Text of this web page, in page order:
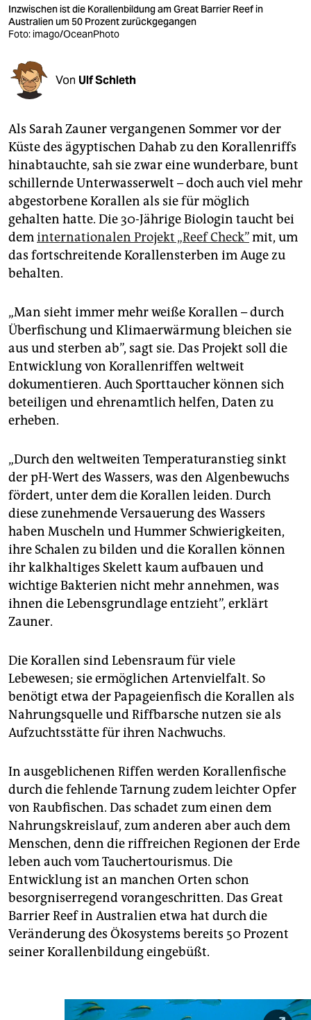
veranstaltungen
shop
fragen & hilfe
unterstützen
genossenschaft
epaper login
Inzwischen ist die Korallenbildung am Great Barrier Reef in
Australien um 50 Prozent zurückgegangen
Foto: imago/OceanPhoto
Von Ulf Schleth
Als Sarah Zauner vergangenen Sommer vor der
Küste des ägyptischen Dahab zu den Korallenriffs
hinabtauchte, sah sie zwar eine wunderbare, bunt
schillernde Unterwasserwelt – doch auch viel mehr
abgestorbene Korallen als sie für möglich
gehalten hatte. Die 30-Jährige Biologin taucht bei
deminternationalen Projekt „Reef Check”mit, um
das fortschreitende Korallensterben im Auge zu
behalten.
„Man sieht immer mehr weiße Korallen – durch
Überfischung und Klimaerwärmung bleichen sie
aus und sterben ab”, sagt sie. Das Projekt soll die
Entwicklung von Korallenriffen weltweit
dokumentieren. Auch Sporttaucher können sich
beteiligen und ehrenamtlich helfen, Daten zu
erheben.
„Durch den weltweiten Temperaturanstieg sinkt
der pH-Wert des Wassers, was den Algenbewuchs
fördert, unter dem die Korallen leiden. Durch
diese zunehmende Versauerung des Wassers
haben Muscheln und Hummer Schwierigkeiten,
ihre Schalen zu bilden und die Korallen können
ihr kalkhaltiges Skelett kaum aufbauen und
wichtige Bakterien nicht mehr annehmen, was
ihnen die Lebensgrundlage entzieht”, erklärt
Zauner.
Die Korallen sind Lebensraum für viele
Lebewesen; sie ermöglichen Artenvielfalt. So
benötigt etwa der Papageienfisch die Korallen als
Nahrungsquelle und Riffbarsche nutzen sie als
Aufzuchtsstätte für ihren Nachwuchs.
In ausgeblichenen Riffen werden Korallenfische
durch die fehlende Tarnung zudem leichter Opfer
von Raubfischen. Das schadet zum einen dem
Nahrungskreislauf, zum anderen aber auch dem
Menschen, denn die riffreichen Regionen der Erde
leben auch vom Tauchertourismus. Die
Entwicklung ist an manchen Orten schon
besorgniserregend vorangeschritten. Das Great
Barrier Reef in Australien etwa hat durch die
Veränderung des Ökosystems bereits 50 Prozent
seiner Korallenbildung eingebüßt.